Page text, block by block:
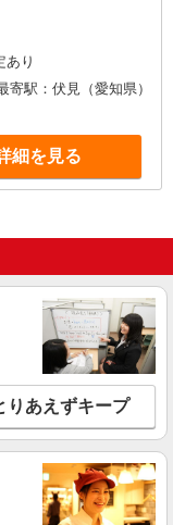
あり
駅：伏見（愛知県）
細を見る
りあえずキープ